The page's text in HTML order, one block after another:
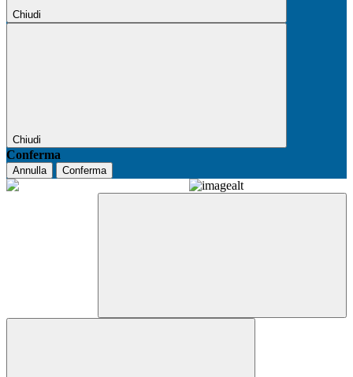
Chiudi
Chiudi
Conferma
Annulla Conferma